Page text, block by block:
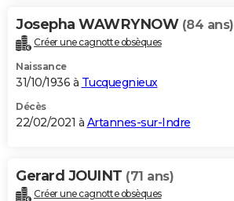
Josepha WAWRYNOW (84 ans)
Créer une cagnotte obsèques
Naissance
31/10/1936 à Tucquegnieux
Décès
22/02/2021 à Artannes-sur-Indre
Gerard JOUINT (71 ans)
Créer une cagnotte obsèques